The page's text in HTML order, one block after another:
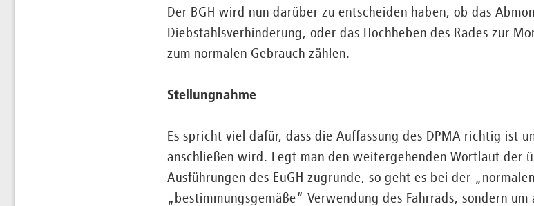
Der BGH wird nun darüber zu entscheiden haben, ob das
Diebstahlsverhinderung, oder das Hochheben des Rades zur
zum normalen Gebrauch zählen.
Stellungnahme
Es spricht viel dafür, dass die Auffassung des DPMA richtig ist
anschließen wird. Legt man den weitergehenden Wortlaut der
Ausführungen des EuGH zugrunde, so geht es bei der
„bestimmungsgemäße“ Verwendung des Fahrrads, sondern